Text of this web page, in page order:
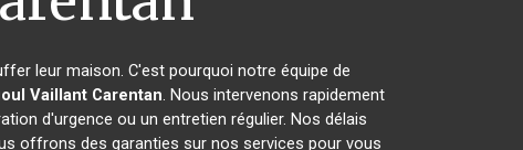
leur maison. C'est pourquoi notre équipe de
Vaillant Carentan. Nous intervenons rapidement
d'urgence ou un entretien régulier. Nos délais
offrons des garanties sur nos services pour vous